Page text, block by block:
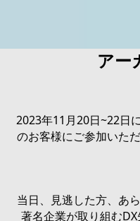
アー
2023年11月20日~22日
のお客様にご参加いた
当日、見逃した方、あ
著名企業が取り組む